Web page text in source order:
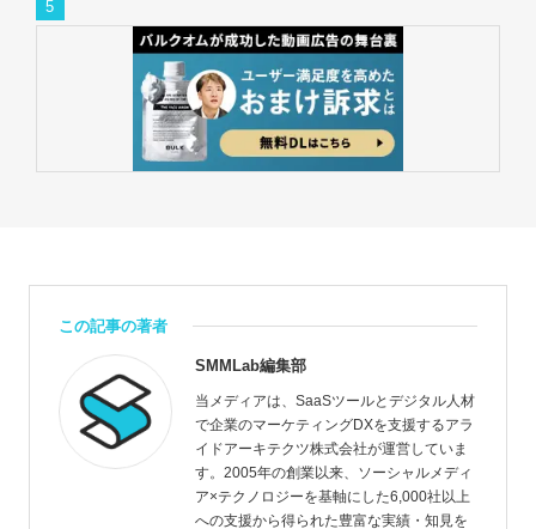
この記事の著者
SMMLab編集部
当メディアは、SaaSツールとデジタル人材
で企業のマーケティングDXを支援するアラ
イドアーキテクツ株式会社が運営していま
す。2005年の創業以来、ソーシャルメディ
ア×テクノロジーを基軸にした6,000社以上
への支援から得られた豊富な実績・知見を